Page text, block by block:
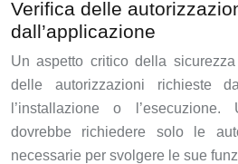
Verifica delle
dall’applicazione
Un aspetto critico della
delle autorizzazioni richieste
l’installazione o
dovrebbe richiedere solo le
necessarie per svolgere le sue